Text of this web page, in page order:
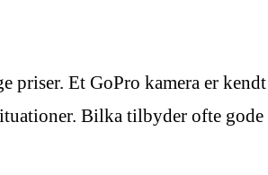
Et GoPro kamera er
Bilka tilbyder ofte gode